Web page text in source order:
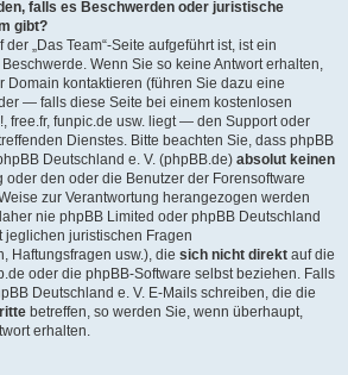
falls es Beschwerden oder juristische
gibt?
„Das Team“-Seite aufgeführt ist, ist ein
Wenn Sie so keine Antwort erhalten,
Domain kontaktieren (führen Sie dazu eine
— falls diese Seite bei einem kostenlosen
free.fr, funpic.de usw. liegt — den Support oder
Dienstes. Bitte beachten Sie, dass phpBB
Deutschland e. V. (phpBB.de) absolut keinen
oder den oder die Benutzer der Forensoftware
zur Verantwortung herangezogen werden
nie phpBB Limited oder phpBB Deutschland
jeglichen juristischen Fragen
Haftungsfragen usw.), die sich nicht direkt auf die
oder die phpBB-Software selbst beziehen. Falls
Deutschland e. V. E-Mails schreiben, die die
betreffen, so werden Sie, wenn überhaupt,
erhalten.